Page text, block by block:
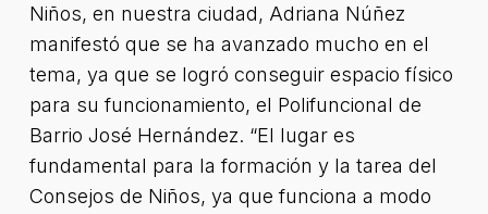
Niños, en nuestra ciudad, Adriana Núñez
manifestó que se ha avanzado mucho en el
tema, ya que se logró conseguir espacio físico
para su funcionamiento, el Polifuncional de
Barrio José Hernández. “El lugar es
fundamental para la formación y la tarea del
Consejos de Niños, ya que funciona a modo